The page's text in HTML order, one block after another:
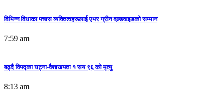
विभिन्न विधाका पचास व्यक्तित्वहरूलाई एभर ग्रीन वल्र्डवाइडको सम्मान
7:59 am
बढ्दै विपद्का घट्ना-वैशाखयता १ सय ९६ को मृत्यु
8:13 am